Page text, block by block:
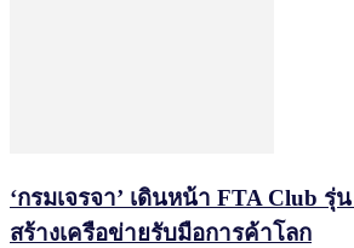
‘กรมเจรจา’ เดินหน้า FTA Club
สร้างเครือข่ายรับมือการค้าโลก